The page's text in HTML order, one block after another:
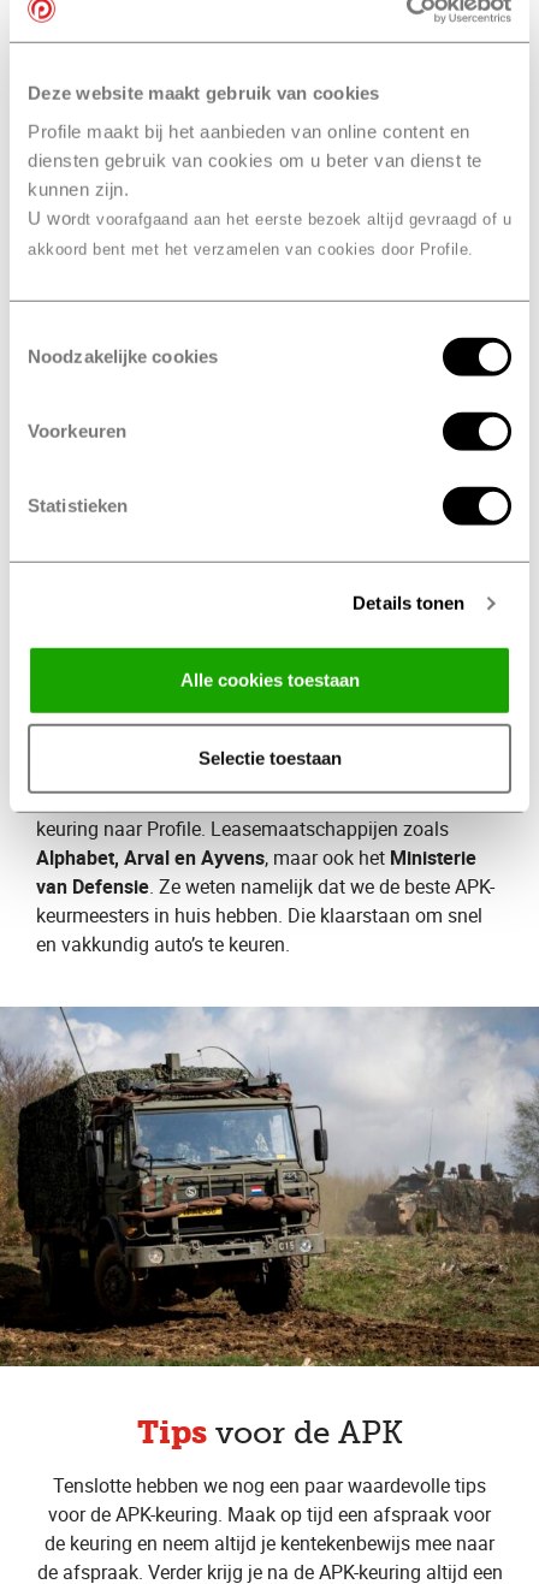
Deze website maakt gebruik van cookies
Profile maakt bij het aanbieden van online content en
diensten gebruik van cookies om u beter van dienst te
kunnen zijn.
U wordt voorafgaand aan het eerste bezoek altijd gevraagd of u
akkoord bent met het verzamelen van cookies door Profile.
Noodzakelijke cookies
Voorkeuren
Statistieken
Details tonen
Alle cookies toestaan
Selectie toestaan
Vakkundige APK keurmeesters
Combineer de APK met een grote
beurt
Is de APKverplicht?
Ja, de APK is een wettelijke keuring die in heel Europa
verkeersveiligheid te verbeteren en om het milieu te
beschermen. Bij de controle kijken we bijvoorbeeld
voertuigen die te veel schadelijk stoffen uitstoten
komen niet door de keuring en worden dus afgekeurd.
Kortom, de APK zorgt voor meer veiligheid en heeft ook
positieve gevolgen voor het milieu.
Defensie en
leasemaatschappijen
voor APK naar Profile
Steeds meer grote organisaties komen voor de APK-
keuring naar Profile. Leasemaatschappijen zoals
Alphabet, Arval en Ayvens, maar ook het Ministerie
van Defensie. Ze weten namelijk dat we de beste APK-
keurmeesters in huis hebben. Die klaarstaan om snel
en vakkundig auto’s te keuren.
Tips voor de APK
Tenslotte hebben we nog een paar waardevolle tips
voor de APK-keuring. Maak op tijd een afspraak voor
de keuring en neem altijd je kentekenbewijs mee naar
de afspraak. Verder krijg je na de APK-keuring altijd een